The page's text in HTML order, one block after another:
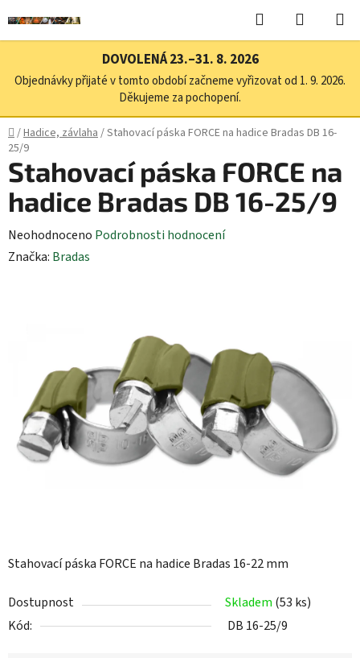
na
obsah
Hledat
KOŠÍK
DOVOLENÁ 23.–31. 8. 2026
Objednávky přijaté v tomto období začneme vyřizovat od 1. 9. 2026.
Děkujeme za pochopení.
Domů
/Hadice, závlaha/Stahovací páska FORCE na hadice Bradas DB 16-
25/9
Stahovací páska FORCE na hadice Bradas 16-22 mm
Dostupnost Skladem (53 ks)
Kód:
DB 16-25/9
Stahovací páska FORCE na
hadice Bradas DB 16-25/9
Průměrné
hodnocení
hvězdiček.
Neohodnoceno Podrobnosti hodnocení
Značka: Bradas